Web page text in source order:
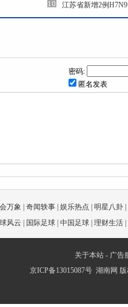
江苏省新增2例
密码:
匿名发表
万象 奇闻轶事 娱乐热点 明星八卦
风云 国际足球 中国足球 理财生活
关于本站 - 广告
京ICP备13015087号湖南网